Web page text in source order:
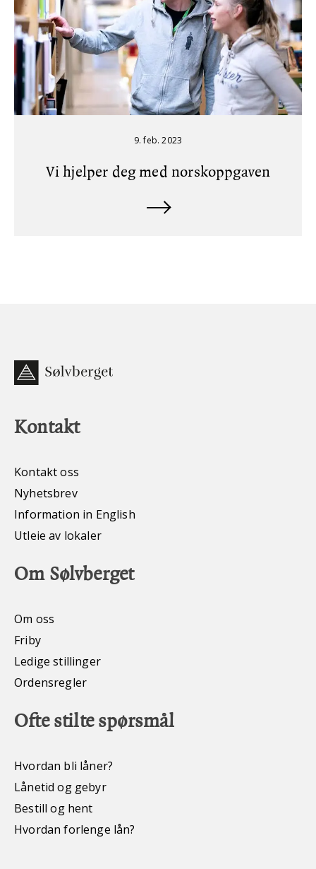
9. feb. 2023
Vi hjelper deg med norskoppgaven
Kontakt
Kontakt oss
Nyhetsbrev
Information in English
Utleie av lokaler
Om Sølvberget
Om oss
Friby
Ledige stillinger
Ordensregler
Ofte stilte spørsmål
Hvordan bli låner?
Lånetid og gebyr
Bestill og hent
Hvordan forlenge lån?